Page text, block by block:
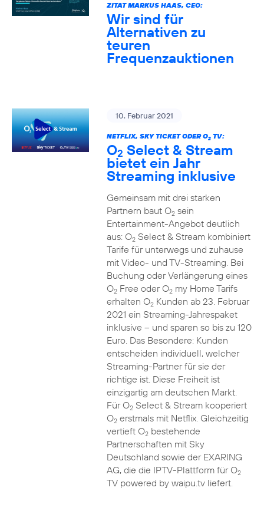
ZITAT MARKUS HAAS, CEO:
Wir sind für
Alternativen zu
teuren
Frequenzauktionen
10. Februar 2021
NETFLIX, SKY TICKET ODER O2TV:
O2 Select & Stream
bietet ein Jahr
Streaming inklusive
Gemeinsam mit drei starken
Partnern baut O2sein
Entertainment-Angebot deutlich
aus: O2Select & Stream kombiniert
Tarife für unterwegs und zuhause
mit Video- und TV-Streaming. Bei
Buchung oder Verlängerung eines
O2Free oder O2my Home Tarifs
erhalten O2Kunden ab 23. Februar
2021 ein Streaming-Jahrespaket
inklusive – und sparen so bis zu 120
Euro. Das Besondere: Kunden
entscheiden individuell, welcher
Streaming-Partner für sie der
richtige ist. Diese Freiheit ist
einzigartig am deutschen Markt.
Für O2Select & Stream kooperiert
O2erstmals mit Netflix. Gleichzeitig
vertieft O2bestehende
Partnerschaften mit Sky
Deutschland sowie der EXARING
AG, die die IPTV-Plattform für O2
TV powered by waipu.tv liefert.